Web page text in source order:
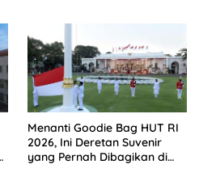
Menanti Goodie Bag HUT RI
2026, Ini Deretan Suvenir
yang Pernah Dibagikan di